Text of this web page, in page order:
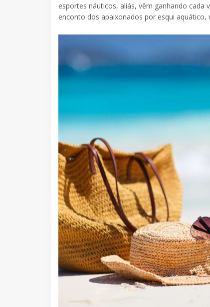
esportes náuticos, aliás, vêm ganhando
enconto dos apaixonados por esqui aquático,